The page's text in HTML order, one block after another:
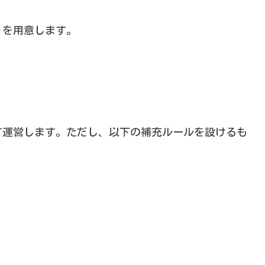
用意します。
営します。ただし、以下の補充ルールを設けるも